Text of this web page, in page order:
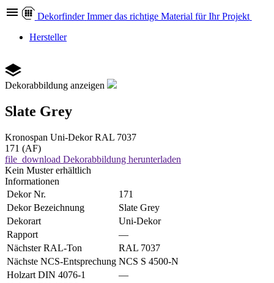
Dekorfinder Immer das richtige Material für Ihr Projekt
Hersteller
Dekorabbildung anzeigen
Slate Grey
Kronospan Uni-Dekor RAL 7037
171 (AF)
file_download Dekorabbildung herunterladen
Kein Muster erhältlich
Informationen
Dekor Nr.
171
Dekor Bezeichnung
Slate Grey
Dekorart
Uni-Dekor
Rapport
—
Nächster RAL-Ton
RAL 7037
Nächste NCS-Entsprechung NCS S 4500-N
Holzart DIN 4076-1
—